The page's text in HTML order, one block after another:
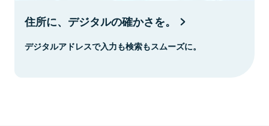
住所に、デジタルの確かさを。
デジタルアドレスで入力も検索もスムーズに。